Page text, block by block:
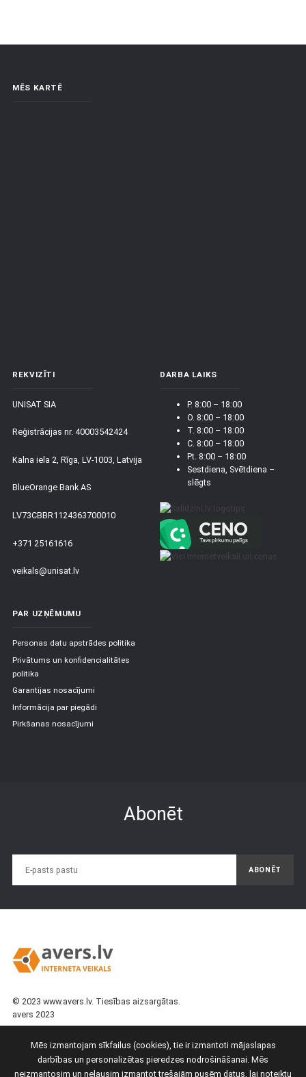
MĒS KARTĒ
REKVIZĪTI
UNISAT SIA
Reģistrācijas nr. 40003542424
Kalna iela 2, Rīga, LV-1003, Latvija
BlueOrange Bank AS
LV73CBBR1124363700010
+371 25161616
veikals@unisat.lv
DARBA LAIKS
P. 8:00 – 18:00
O. 8:00 – 18:00
T. 8:00 – 18:00
C. 8:00 – 18:00
Pt. 8:00 – 18:00
Sestdiena, Svētdiena –
slēgts
PAR UZŅĒMUMU
Personas datu apstrādes politika
Privātums un konfidencialitātes
politika
Garantijas nosacījumi
Informācija par piegādi
Pirkšanas nosacījumi
Abonēt
ABONĒT
© 2023 www.avers.lv. Tiesības aizsargātas.
avers 2023
25161616
67144244
Atpakaļzvans
Mēs esam tiešsaistē
Facebook \ Instagram
Mēs izmantojam sīkfailus (cookies), tie ir izmantoti mājaslapas
darbības un personalizētas pieredzes nodrošināšanai. Mēs
neizmantosim un neļausim izmantot trešajām pusēm datus, lai noteiktu